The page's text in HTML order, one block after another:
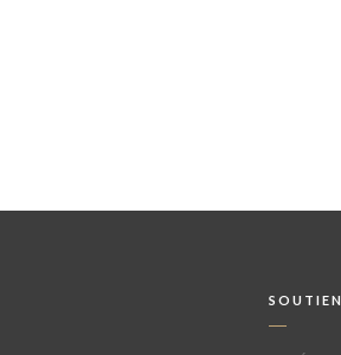
SOUTIEN